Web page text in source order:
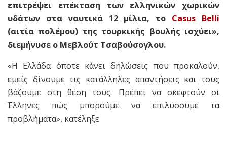
επιτρέψει επέκταση των ελληνικών χωρικών
υδάτων στα ναυτικά 12 μίλια, το Casus Belli
(αιτία πολέμου) της τουρκικής βουλής ισχύει»,
διεμήνυσε ο Μεβλούτ Τσαβούσογλου.
«Η Ελλάδα όποτε κάνει δηλώσεις που προκαλούν,
εμείς δίνουμε τις κατάλληλες απαντήσεις και τους
βάζουμε στη θέση τους. Πρέπει να σκεφτούν οι
Έλληνες πώς μπορούμε να επιλύσουμε τα
προβλήματα», κατέληξε.